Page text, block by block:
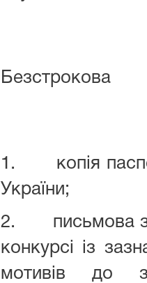
Безстрокова
1. копія
України;
2. письмова
конкурсі із
мотивів до